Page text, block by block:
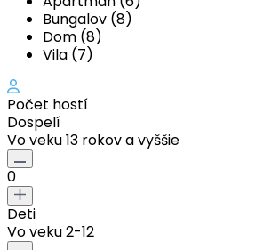
Bungalov (8)
Dom (8)
Vila (7)
Počet hostí
Dospelí
Vo veku 13 rokov a vyššie
0
Deti
Vo veku 2-12